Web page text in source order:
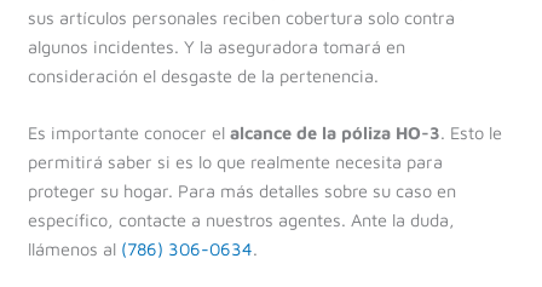
sus artículos personales reciben cobertura solo contra
algunos incidentes. Y la aseguradora tomará en
consideración el desgaste de la pertenencia.
Es importante conocer el alcance de la póliza HO-3. Esto le
permitirá saber si es lo que realmente necesita para
proteger su hogar. Para más detalles sobre su caso en
específico, contacte a nuestros agentes. Ante la duda,
llámenos al(786) 306-0634.